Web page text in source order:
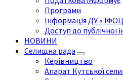
Програми
Інформація ДУ «
Доступ до публічної
НОВИНИ
Селищна рада
Керівництво
Апарат Кутської